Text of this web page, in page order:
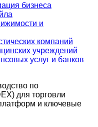
бизнеса
и
компаний
учреждений
услуг и банков
по
для торговли
и ключевые